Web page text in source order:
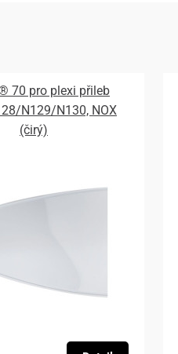
70 pro plexi přileb
N129/N130, NOX
(čirý)